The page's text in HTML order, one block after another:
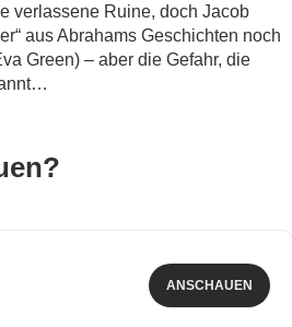
verlassene Ruine, doch Jacob
aus Abrahams Geschichten noch
Green) – aber die Gefahr, die
ANSCHAUEN